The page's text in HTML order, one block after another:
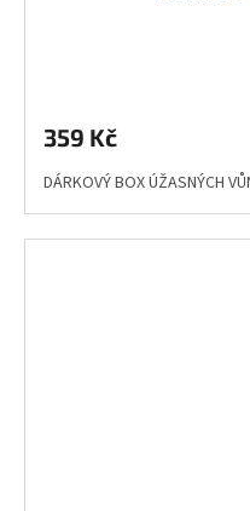
359 Kč
DÁRKOVÝ BOX ÚŽASNÝCH